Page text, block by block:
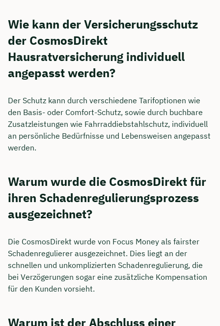
Wie kann der Versicherungsschutz
der CosmosDirekt
Hausratversicherung individuell
angepasst werden?
Der Schutz kann durch verschiedene Tarifoptionen wie
den Basis- oder Comfort-Schutz, sowie durch buchbare
Zusatzleistungen wie Fahrraddiebstahlschutz, individuell
an persönliche Bedürfnisse und Lebensweisen angepasst
werden.
Warum wurde die CosmosDirekt für
ihren Schadenregulierungsprozess
ausgezeichnet?
Die CosmosDirekt wurde von Focus Money als fairster
Schadenregulierer ausgezeichnet. Dies liegt an der
schnellen und unkomplizierten Schadenregulierung, die
bei Verzögerungen sogar eine zusätzliche Kompensation
für den Kunden vorsieht.
Warum ist der Abschluss einer